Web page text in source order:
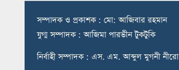
সম্পাদক ও প্রকাশক : মো: আজিবার রহমান
যুগ্ম সম্পাদক : আজিমা পারভীন টুকটুকি
নির্বাহী সম্পাদক : এস. এম. আব্দুল মুগনী নীরো